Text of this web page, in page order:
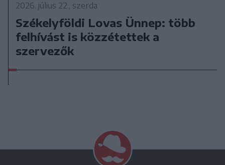
2026. július 22., szerda
Székelyföldi Lovas Ünnep: több
felhívást is közzétettek a
szervezők